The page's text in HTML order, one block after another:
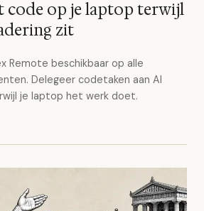
code op je laptop terwijl
zit
Remote beschikbaar op alle
Delegeer codetaken aan AI
je laptop het werk doet.